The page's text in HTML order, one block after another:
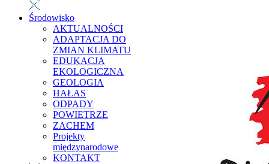
Środowisko
AKTUALNOŚCI
ADAPTACJA DO
ZMIAN KLIMATU
EDUKACJA
EKOLOGICZNA
GEOLOGIA
HAŁAS
ODPADY
POWIETRZE
ZACHEM
Projekty
międzynarodowe
KONTAKT